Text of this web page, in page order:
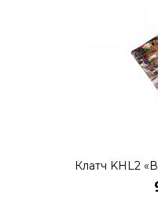
Клатч KHL2